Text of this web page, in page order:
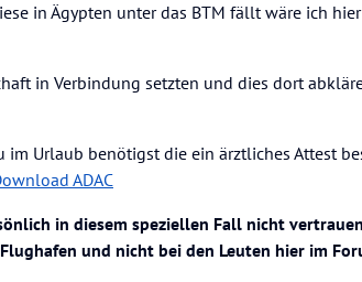
in Ägypten unter das BTM fällt wäre ich
in Verbindung setzten und dies dort
Urlaub benötigst die ein ärztliches Attest
ADAC
in diesem speziellen Fall nicht
und nicht bei den Leuten hier im